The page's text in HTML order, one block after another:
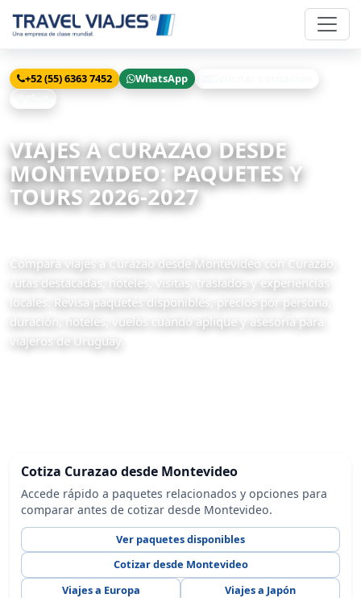
+52 (55) 6363 7452 WhatsApp
VIAJES A CURAZAO DESDE
MONTEVIDEO: PAQUETES Y
TOURS 2026-2027
Compara viajes a Curazao desde Montevideo con Curazao,
rutas destacadas, hoteles, visitas, traslados y experiencias
locales. Revisa paquetes disponibles, precios por persona,
duración, hoteles, vuelos cuando aplique y asesoría para
viajeros de Uruguay.
Cotiza Curazao desde Montevideo
Accede rápido a paquetes relacionados y opciones para
comparar antes de cotizar desde Montevideo.
Ver paquetes disponibles
Cotizar desde Montevideo
Viajes a Europa
Viajes a Japón